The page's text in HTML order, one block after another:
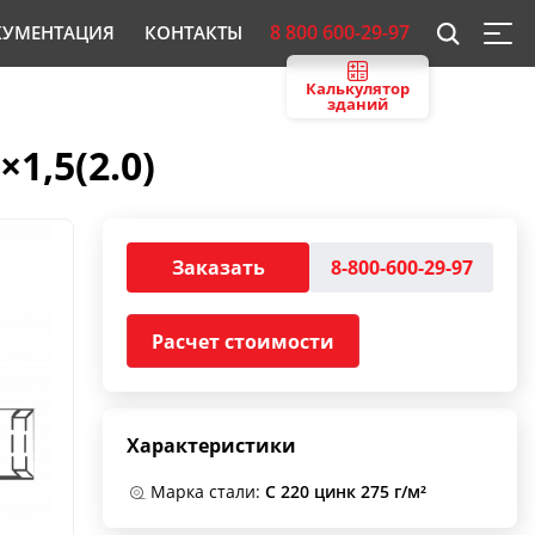
КОНТАКТЫ 8 800 600-29-97
Калькулятор
зданий
Заказать 8-800-600-29-97
Расчет стоимости
Характеристики
Марка стали: С 220 цинк 275 г/м²